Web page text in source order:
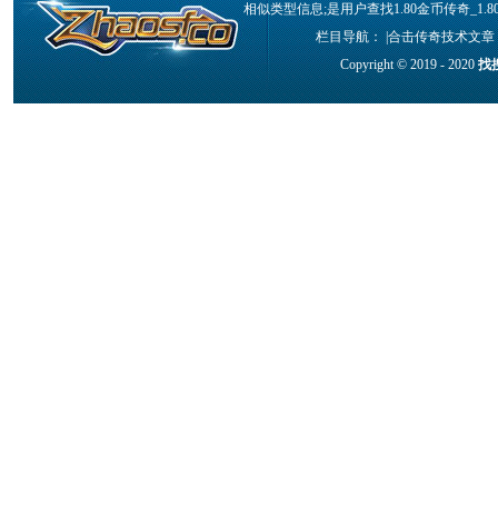
相似类型信息;是用户查找1.80金币传奇
栏目导航： |合击传奇技术文章
Copyright © 2019 - 2020找